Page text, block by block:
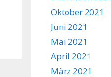
Oktober 2021
Juni 2021
Mai 2021
April 2021
März 2021